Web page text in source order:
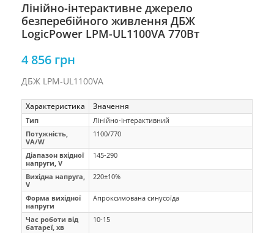
Лінійно-інтерактивне джерело
безперебійного живлення ДБЖ
LogicPower LPM-UL1100VA 770Вт
4 856 грн
ДБЖ LPM-UL1100VA
Характеристика Значення
Тип
Лінійно-інтерактивний
Потужність,
VA/W
1100/770
Діапазон вхідної
напруги, V
145-290
Вихідна напруга,
V
220±10%
Форма вихідної
напруги
Апроксимована синусоїда
Час роботи від
батареї, хв
10-15